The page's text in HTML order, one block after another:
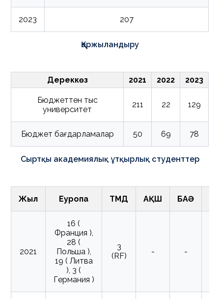
2023 207
Қаржыландыру
Дереккөз 2021 2022 2023
Бюджеттен тыс
университет
211 22 129
Бюджет бағдарламалар 50 69 78
Сыртқы академиялық ұтқырлық студенттер
Жыл Еуропа ТМД АҚШ БАӘ
2021
16 (
Франция ),
28 (
Польша ),
19 ( Литва
), 3 (
Германия )
3
(RF)
- -